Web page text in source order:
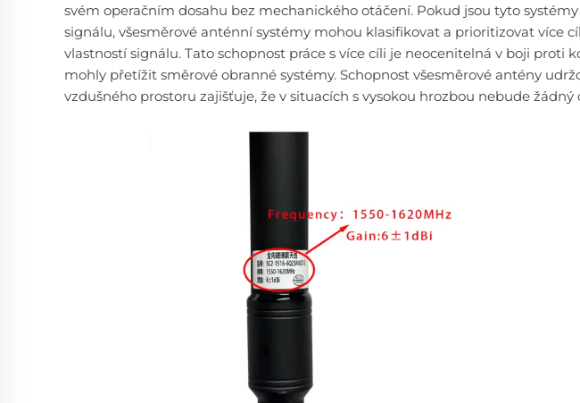
svém operačním dosahu bez mechanického otáčení. Pokud jsou tyto
signálu, všesměrové anténní systémy mohou klasifikovat a prioritizovat více
vlastností signálu. Tato schopnost práce s více cíli je neocenitelná v boji proti
mohly přetížit směrové obranné systémy. Schopnost všesměrové antény
vzdušného prostoru zajišťuje, že v situacích s vysokou hrozbou nebude